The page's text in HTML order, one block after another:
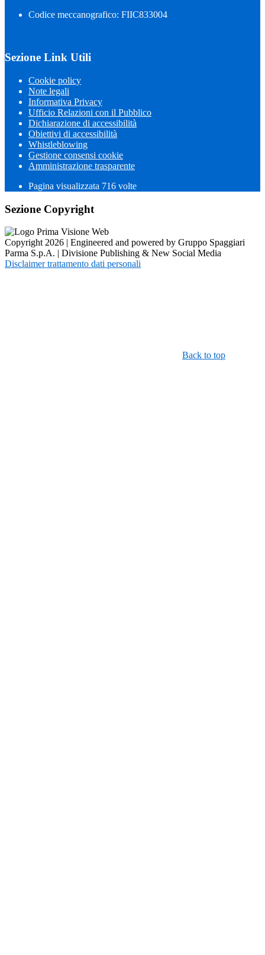
Codice meccanografico: FIIC833004
Sezione Link Utili
Cookie policy
Note legali
Informativa Privacy
Ufficio Relazioni con il Pubblico
Dichiarazione di accessibilità
Obiettivi di accessibilità
Whistleblowing
Gestione consensi cookie
Amministrazione trasparente
Pagina visualizzata 716 volte
Sezione Copyright
Copyright 2026 | Engineered and powered by Gruppo Spaggiari
Parma S.p.A. | Divisione Publishing & New Social Media
Disclaimer trattamento dati personali
Back to top